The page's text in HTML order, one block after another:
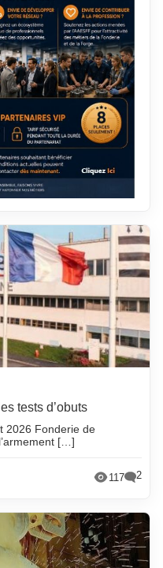
tests d’obuts
2026 Fonderie de
[…]
117 2